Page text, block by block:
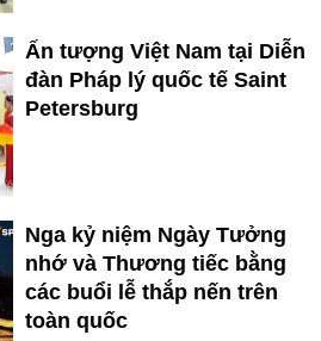
Ấn tượng Việt Nam tại Diễn
đàn Pháp lý quốc tế Saint
Petersburg
Nga kỷ niệm Ngày Tưởng
nhớ và Thương tiếc bằng
các buổi lễ thắp nến trên
toàn quốc